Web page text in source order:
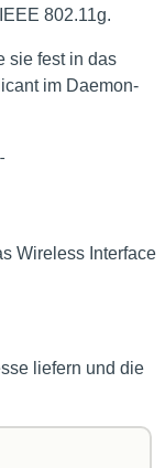
802.11g.
sie fest in das
im Daemon-
Wireless Interface
liefern und die